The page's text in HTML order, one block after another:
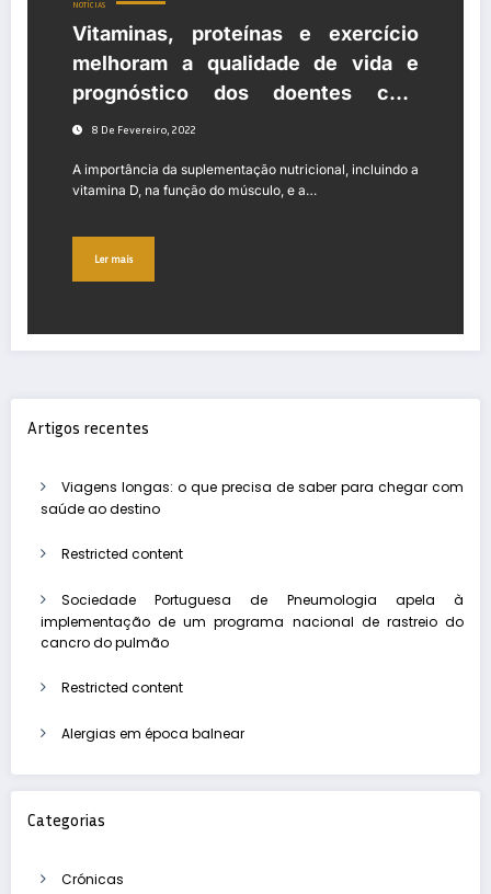
NOTÍCIAS
Vitaminas, proteínas e exercício
melhoram a qualidade de vida e
prognóstico dos doentes com
cancro
8 De Fevereiro, 2022
A importância da suplementação nutricional, incluindo a
vitamina D, na função do músculo, e a…
Ler mais
Artigos recentes
Viagens longas: o que precisa de saber para chegar com
saúde ao destino
Restricted content
Sociedade Portuguesa de Pneumologia apela à
implementação de um programa nacional de rastreio do
cancro do pulmão
Restricted content
Alergias em época balnear
Categorias
Crónicas